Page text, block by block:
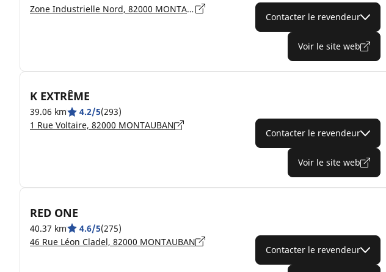
Zone Industrielle Nord, 82000 MONTAUBAN
Contacter le revendeur
Voir le site web
K EXTRÊME
39.06 km 4.2/5(293)
1 Rue Voltaire, 82000 MONTAUBAN
Contacter le revendeur
Voir le site web
RED ONE
40.37 km 4.6/5(275)
46 Rue Léon Cladel, 82000 MONTAUBAN
Contacter le revendeur